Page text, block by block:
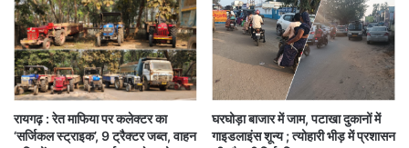
रायगढ़ : रेत माफिया पर कलेक्टर का
‘सर्जिकल स्ट्राइक’, 9 ट्रैक्टर जब्त, वाहन
घरघोड़ा बाजार में जाम, पटाखा दुकानों में
गाइडलाइंस शून्य ; त्योहारी भीड़ में प्रशासन